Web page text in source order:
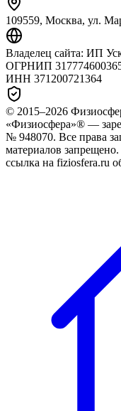
109559, Москва, ул.
Владелец сайта: ИП
ОГРНИП
ИНН 371200721364
© 2015–2026
«Физиосфера»® —
№ 948070. Все права
материалов
ссылка на fiziosfera.ru